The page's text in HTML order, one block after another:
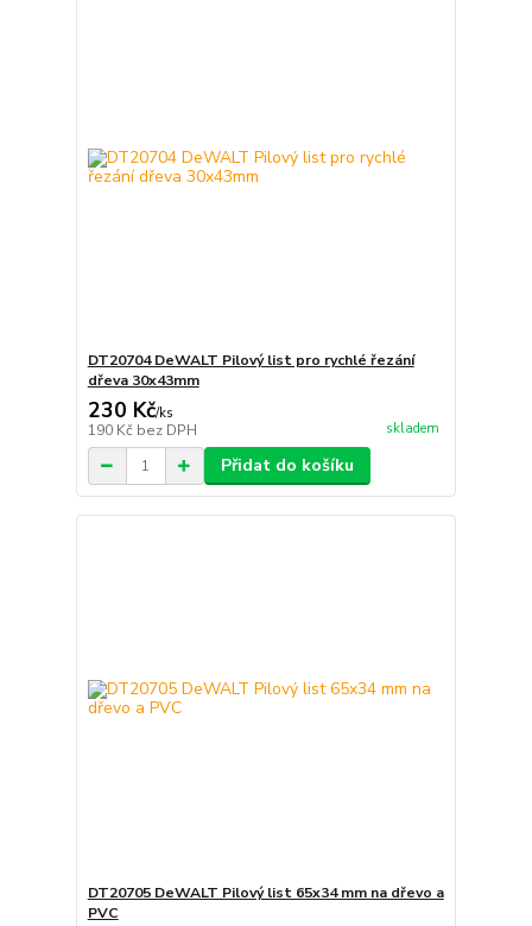
DT20704 DeWALT Pilový list pro rychlé řezání
dřeva 30x43mm
230 Kč/ks
190 Kč bez DPH skladem
Přidat do košíku
DT20705 DeWALT Pilový list 65x34 mm na dřevo a
PVC